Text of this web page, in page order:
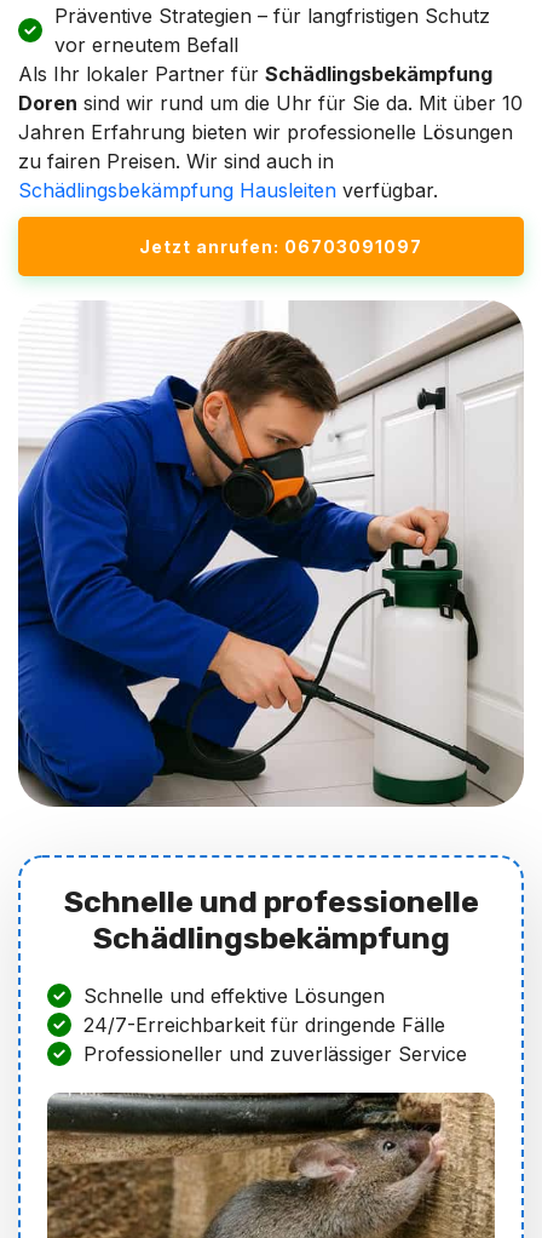
Präventive Strategien – für langfristigen Schutz
vor erneutem Befall
Als Ihr lokaler Partner für Schädlingsbekämpfung
Doren sind wir rund um die Uhr für Sie da. Mit über 10
Jahren Erfahrung bieten wir professionelle Lösungen
zu fairen Preisen. Wir sind auch in
Schädlingsbekämpfung Hausleiten verfügbar.
Jetzt anrufen: 06703091097
Schnelle und professionelle
Schädlingsbekämpfung
Schnelle und effektive Lösungen
24/7-Erreichbarkeit für dringende Fälle
Professioneller und zuverlässiger Service